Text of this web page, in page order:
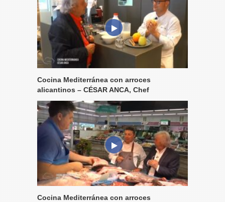
Cocina Mediterránea con arroces
alicantinos – CÉSAR ANCA, Chef
Cocina Mediterránea con arroces